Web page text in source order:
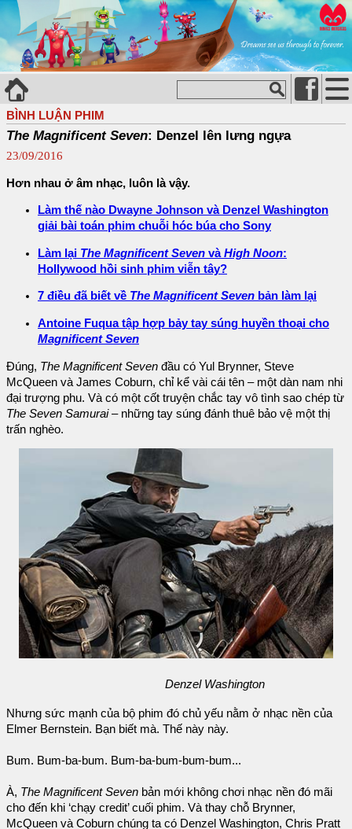
BÌNH LUẬN PHIM
The Magnificent Seven: Denzel lên lưng ngựa
23/09/2016
Hơn nhau ở âm nhạc, luôn là vậy.
Làm thế nào Dwayne Johnson và Denzel Washington
giải bài toán phim chuỗi hóc búa cho Sony
Làm lại The Magnificent Seven vàHigh Noon:
Hollywood hồi sinh phim viễn tây?
7 điều đã biết về The Magnificent Seven bản làm lại
Antoine Fuqua tập hợp bảy tay súng huyền thoại cho
Magnificent Seven
Đúng, The Magnificent Seven đầu có Yul Brynner, Steve
McQueen và James Coburn, chỉ kể vài cái tên – một dàn nam nhi
đại trượng phu. Và có một cốt truyện chắc tay vô tình sao chép từ
The Seven Samurai– những tay súng đánh thuê bảo vệ một thị
trấn nghèo.
Denzel Washington
Nhưng sức mạnh của bộ phim đó chủ yếu nằm ở nhạc nền của
Elmer Bernstein. Bạn biết mà. Thế này này.
Bum. Bum-ba-bum. Bum-ba-bum-bum-bum...
À, The Magnificent Seven bản mới không chơi nhạc nền đó mãi
cho đến khi ‘chạy credit’ cuối phim. Và thay chỗ Brynner,
McQueen và Coburn chúng ta có Denzel Washington, Chris Pratt